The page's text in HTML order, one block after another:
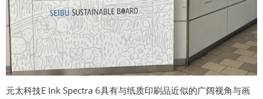
元太科技E Ink Spectra 6具有与纸质印刷品近似的广阔视角与画